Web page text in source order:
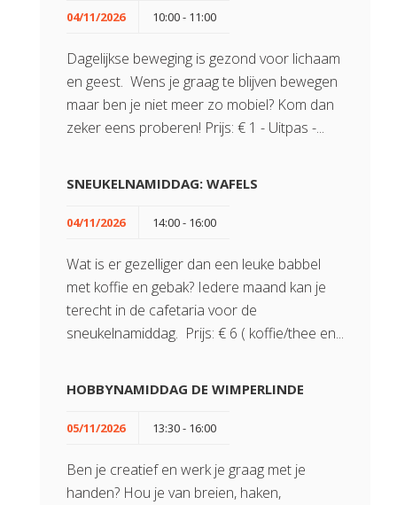
04/11/2026 10:00 - 11:00
Dagelijkse beweging is gezond voor lichaam
en geest. Wens je graag te blijven bewegen
maar ben je niet meer zo mobiel? Kom dan
zeker eens proberen! Prijs: € 1 - Uitpas -...
SNEUKELNAMIDDAG: WAFELS
04/11/2026 14:00 - 16:00
Wat is er gezelliger dan een leuke babbel
met koffie en gebak? Iedere maand kan je
terecht in de cafetaria voor de
sneukelnamiddag. Prijs: € 6 ( koffie/thee en...
HOBBYNAMIDDAG DE WIMPERLINDE
05/11/2026 13:30 - 16:00
Ben je creatief en werk je graag met je
handen? Hou je van breien, haken,